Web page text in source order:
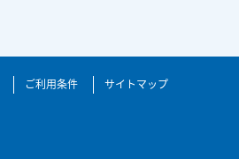
ご利用条件 サイトマップ